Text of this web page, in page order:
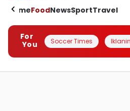
HomeFoodNewsSportTravel
For
You
Soccer Times